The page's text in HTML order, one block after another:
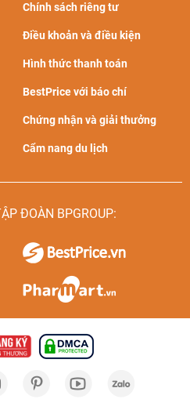
Chính sách riêng tư
Điều khoản và điều kiện
Hình thức thanh toán
BestPrice với báo chí
Chứng nhận và giải thưởng
Cẩm nang du lịch
ĐOÀN BPGROUP: